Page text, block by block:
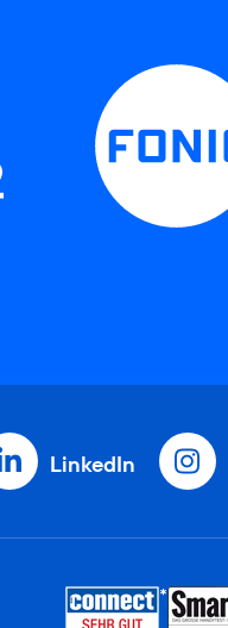
LinkedIn